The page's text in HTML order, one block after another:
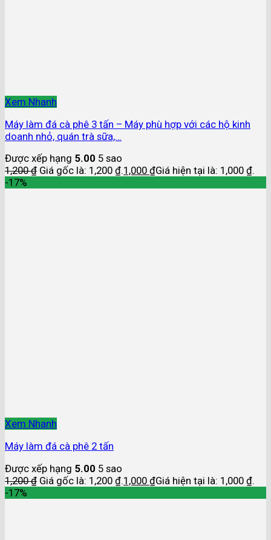
Xem Nhanh
Máy làm đá cà phê 3 tấn – Máy phù hợp với các hộ kinh
doanh nhỏ, quán trà sữa,…
Được xếp hạng 5.00 5 sao
1,200₫ Giá gốc là: 1,200 ₫.1,000 ₫Giá hiện tại là: 1,000 ₫.
-17%
Xem Nhanh
Máy làm đá cà phê 2 tấn
Được xếp hạng 5.00 5 sao
1,200₫ Giá gốc là: 1,200 ₫.1,000 ₫Giá hiện tại là: 1,000 ₫.
-17%